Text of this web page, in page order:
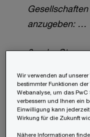
anzugeben: …
3a. der
und
198 Abs 10
ergibt, sowie
Wir verwenden auf
bestimmter Funktionen
Webanalyse, um das
verbessern und Ihnen ein
Einwilligung kann
Wirkung für die Zukunft
Nähere Informationen